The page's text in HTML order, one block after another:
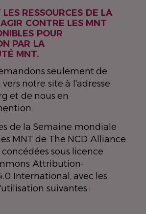
RESSOURCES DE LA
CONTRE LES MNT
POUR
PAR LA
MNT.
seulement de
notre site à l'adresse
et de nous en
de la Semaine mondiale
MNT de The NCD Alliance
sous licence
Attribution-
International, avec les
suivantes :